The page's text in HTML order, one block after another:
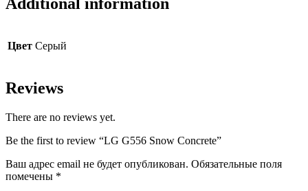
Цвет Серый
Reviews
There are no reviews yet.
Be the first to review “LG G556 Snow Concrete”
Ваш адрес email не будет опубликован. Обязательные поля
помечены *